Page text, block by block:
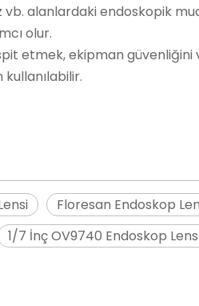
alanlardaki endoskopik
olur.
etmek, ekipman
Floresan Endoskop
1/7 İnç OV9740 Endoskop